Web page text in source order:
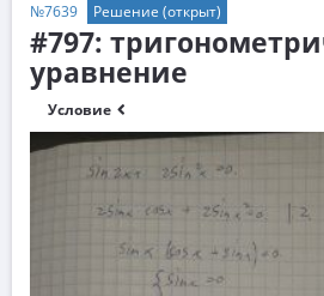
№7639 Решение (открыт)
#797:
уравнение
Условие